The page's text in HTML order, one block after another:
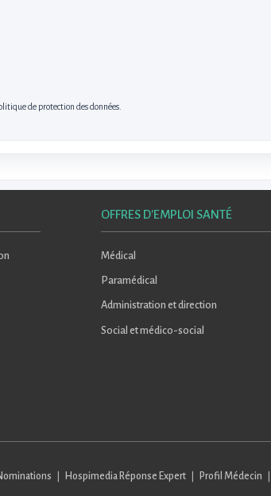
de protection des données.
OFFRES D'EMPLOI SANTÉ
Médical
Paramédical
Administration et direction
Social et médico-social
Hospimedia Réponse Expert Profil Médecin